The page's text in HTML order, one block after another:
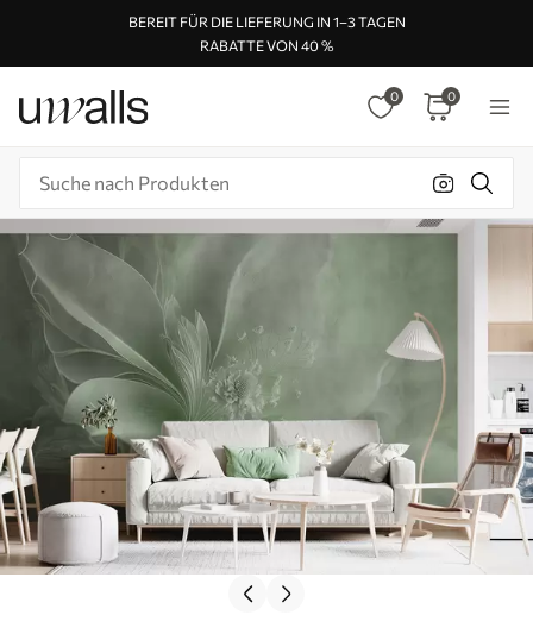
BEREIT FÜR DIE LIEFERUNG IN 1–3 TAGEN
RABATTE VON 40 %
0 0